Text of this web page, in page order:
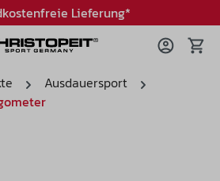
Lieferung*
Ausdauersport